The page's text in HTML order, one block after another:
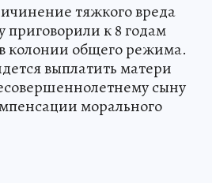
тяжкого вреда
к 8 годам
колонии общего режима.
выплатить матери
сыну
морального